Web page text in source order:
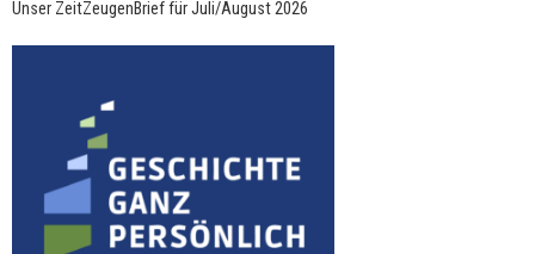
Unser ZeitZeugenBrief für Juli/August 2026